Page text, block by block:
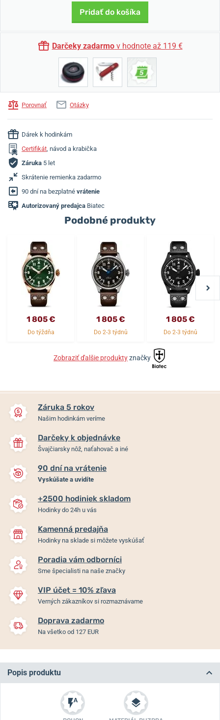
Pridať do košíka
Darčeky zadarmov hodnote až 119 €
Porovnať Otázky
Dárek k hodinkám
Certifikát, návod a krabička
Záruka 5 let
Skrátenie remienka zadarmo
90 dní na bezplatné vrátenie
Autorizovaný predajca Biatec
Podobné produkty
1 805 €
Do týždňa
1 805 €
Do 2-3 týdnů
1 805 €
Do 2-3 týdnů
Zobraziť ďalšie produktyznačky
Záruka 5 rokov
Našim hodinkám veríme
Darčeky k objednávke
Švajčiarsky nôž, naťahovač a iné
90 dní na vrátenie
Vyskúšate a uvidíte
+2500 hodiniek skladom
Hodinky do 24h u vás
Kamenná predajňa
Hodinky na sklade si môžete vyskúšať
Poradia vám odborníci
Sme špecialisti na naše značky
VIP účet = 10% zľava
Verných zákazníkov si rozmaznávame
Doprava zadarmo
Na všetko od 127 EUR
Popis produktu